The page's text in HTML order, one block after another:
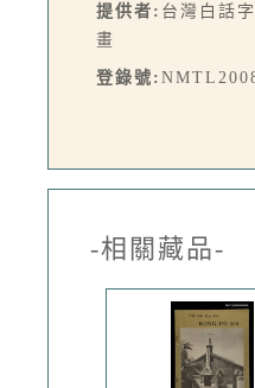
提供者: 台灣白話
畫
登錄號:
-相關藏品-